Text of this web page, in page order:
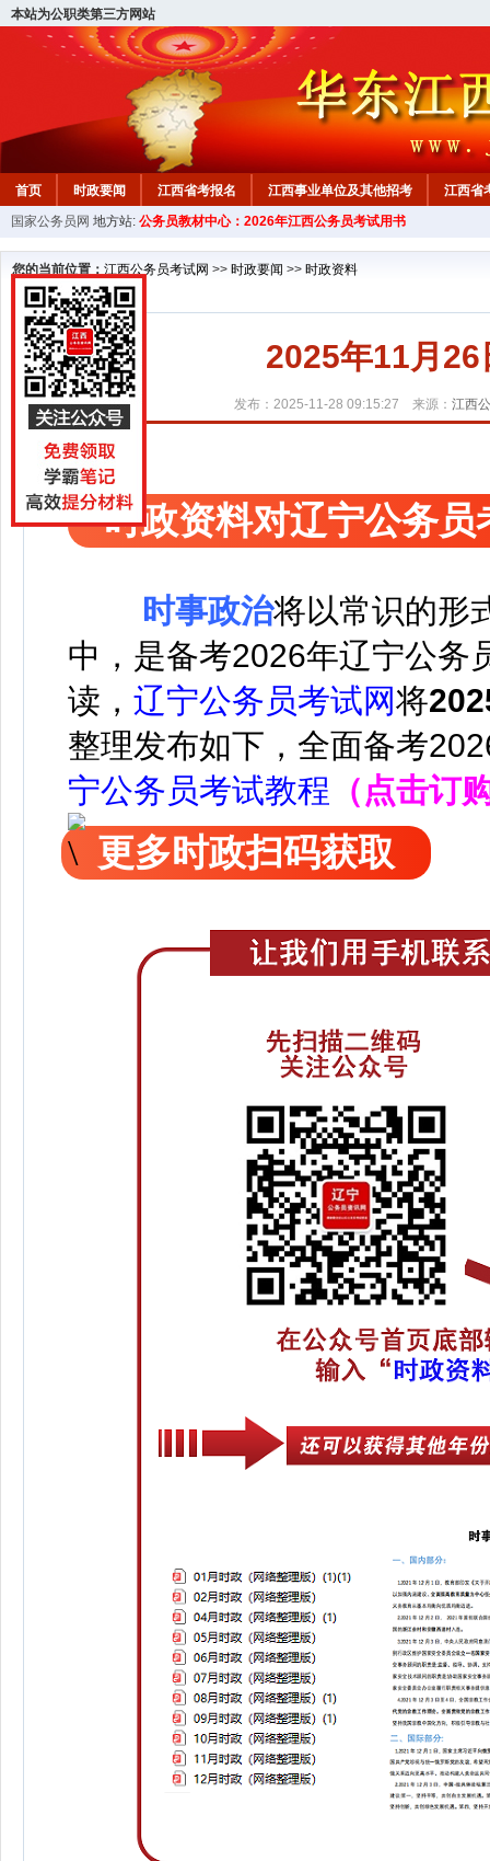
本站为公职类第三方网站
首页 时政要闻 江西省考报名 江西事业单位及其他招考 江西省
教材中心
国家公务员网 地方站: 公务员教材中心：2026年江西公务员考试用书
您的当前位置： 江西公务员考试网 >> 时政要闻 >> 时政资料
2025年11月
发布：2025-11-28 09:15:27 来源： 江西
时政资料对辽宁公务员
时事政治将以常识的形
中，是备考2026年辽宁公务
读， 辽宁公务员考试网将
整理发布如下， 全面备考
宁公务员考试教程 （点击订
更多时政扫码获取